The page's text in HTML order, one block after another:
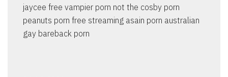
jaycee free vampier porn not the cosby porn
peanuts porn free streaming asain porn australian
gay bareback porn